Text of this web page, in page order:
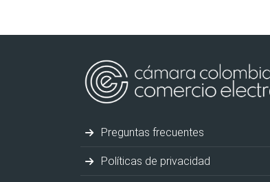
Preguntas frecuentes
Políticas de privacidad